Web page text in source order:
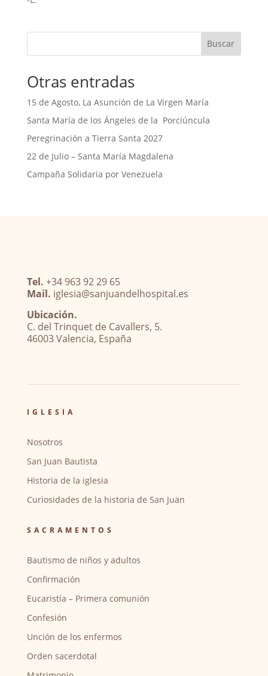
Buscar
Otras entradas
15 de Agosto, La Asunción de La Virgen María
Santa María de los Ángeles de la Porciúncula
Peregrinación a Tierra Santa 2027
22 de Julio – Santa María Magdalena
Campaña Solidaria por Venezuela
Tel. +34 963 92 29 65
Mail. iglesia@sanjuandelhospital.es
Ubicación.
C. del Trinquet de Cavallers, 5.
46003 Valencia, España
IGLESIA
Nosotros
San Juan Bautista
Historia de la iglesia
Curiosidades de la historia de San Juan
SACRAMENTOS
Bautismo de niños y adultos
Confirmación
Eucaristía – Primera comunión
Confesión
Unción de los enfermos
Orden sacerdotal